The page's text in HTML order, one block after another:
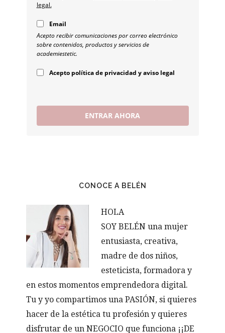
legal.
Email
Acepto recibir comunicaciones por correo electrónico
sobre contenidos, productos y servicios de
academiestetic.
Acepto política de privacidad y aviso legal
ENTRAR AHORA
CONOCE A BELÉN
HOLA
SOY BELÉN una mujer
entusiasta, creativa,
madre de dos niños,
esteticista, formadora y
en estos momentos emprendedora digital.
Tu y yo compartimos una PASIÓN, si quieres
hacer de la estética tu profesión y quieres
disfrutar de un NEGOCIO que funciona ¡¡DE